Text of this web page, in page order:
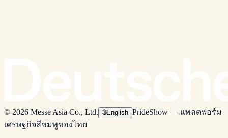
© 2026 Messe Asia Co., Ltd. 🌐English PrideShow — แพลตฟอร์ม
เศรษฐกิจสีชมพูของไทย